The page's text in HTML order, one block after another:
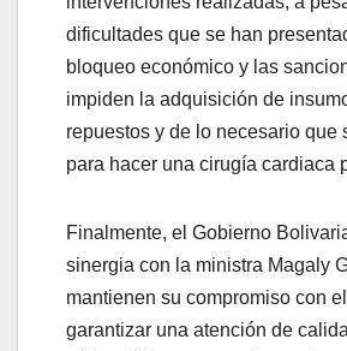
dificultades que se han
bloqueo económico y las
impiden la adquisición de
repuestos y de lo necesario que
para hacer una cirugía cardiaca
Finalmente, el Gobierno
sinergia con la ministra Magaly
mantienen su compromiso con
garantizar una atención de